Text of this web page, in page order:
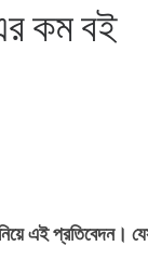
কম বই
এই প্রতিবেদন।